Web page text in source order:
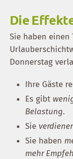
Die
Sie haben einen
Donnerstag
Ihre Gäste
Es gibt
Belastung.
Sie
Sie haben
mehr